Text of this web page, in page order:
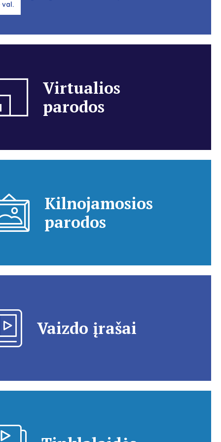
val.
Virtualios
parodos
Kilnojamosios
parodos
Vaizdo įrašai